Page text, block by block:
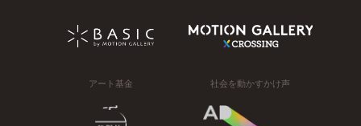
アート基金 社会を動かすかけ声